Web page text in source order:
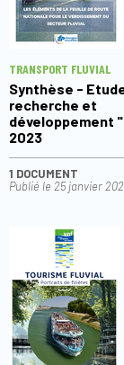
TRANSPORT FLUVIAL
Synthèse -
recherche et
développement
2023
1 DOCUMENT
Publié le 25 janvier